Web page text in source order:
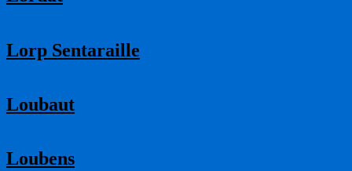
Lorp Sentaraille
Loubaut
Loubens